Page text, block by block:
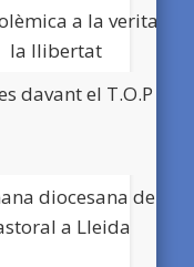
a la veritat i
la llibertat
davant el T.O.P
diocesana de
a Lleida